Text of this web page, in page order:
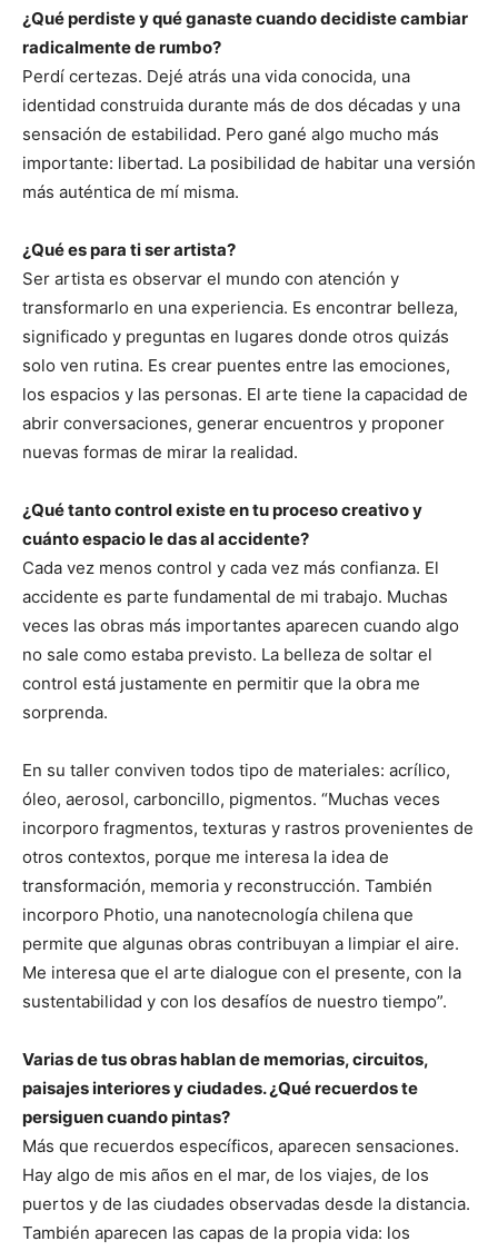
¿Qué perdiste y qué ganaste cuando decidiste cambiar
radicalmente de rumbo?
Perdí certezas. Dejé atrás una vida conocida, una
identidad construida durante más de dos décadas y una
sensación de estabilidad. Pero gané algo mucho más
importante: libertad. La posibilidad de habitar una versión
más auténtica de mí misma.
¿Qué es para ti ser artista?
Ser artista es observar el mundo con atención y
transformarlo en una experiencia. Es encontrar belleza,
significado y preguntas en lugares donde otros quizás
solo ven rutina. Es crear puentes entre las emociones,
los espacios y las personas. El arte tiene la capacidad de
abrir conversaciones, generar encuentros y proponer
nuevas formas de mirar la realidad.
¿Qué tanto control existe en tu proceso creativo y
cuánto espacio le das al accidente?
Cada vez menos control y cada vez más confianza. El
accidente es parte fundamental de mi trabajo. Muchas
veces las obras más importantes aparecen cuando algo
no sale como estaba previsto. La belleza de soltar el
control está justamente en permitir que la obra me
sorprenda.
En su taller conviven todos tipo de materiales: acrílico,
óleo, aerosol, carboncillo, pigmentos. “Muchas veces
incorporo fragmentos, texturas y rastros provenientes de
otros contextos, porque me interesa la idea de
transformación, memoria y reconstrucción. También
incorporo Photio, una nanotecnología chilena que
permite que algunas obras contribuyan a limpiar el aire.
Me interesa que el arte dialogue con el presente, con la
sustentabilidad y con los desafíos de nuestro tiempo”.
Varias de tus obras hablan de memorias, circuitos,
paisajes interiores y ciudades. ¿Qué recuerdos te
persiguen cuando pintas?
Más que recuerdos específicos, aparecen sensaciones.
Hay algo de mis años en el mar, de los viajes, de los
puertos y de las ciudades observadas desde la distancia.
También aparecen las capas de la propia vida: los